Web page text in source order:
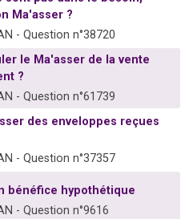
Ma'asser ?
- Question n°38720
le Ma'asser de la vente
?
- Question n°61739
des enveloppes reçues
- Question n°37357
bénéfice hypothétique
- Question n°9616